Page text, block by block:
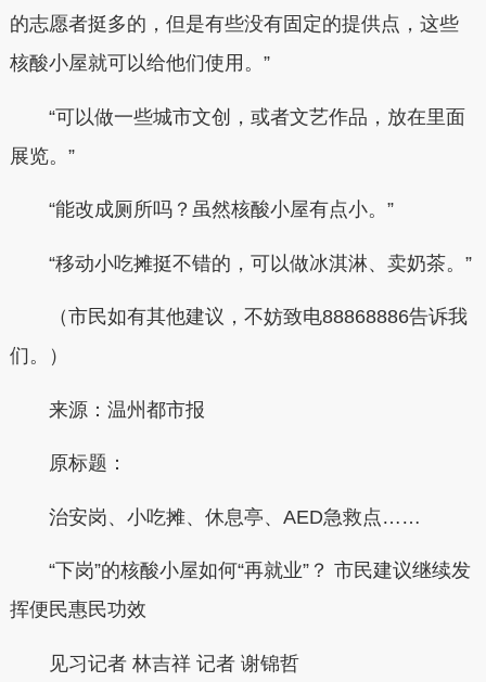
的志愿者挺多的，但是有些没有固定的提供点，这些
核酸小屋就可以给他们使用。”
“可以做一些城市文创，或者文艺作品，放在里面
展览。”
“能改成厕所吗？虽然核酸小屋有点小。”
“移动小吃摊挺不错的，可以做冰淇淋、卖奶茶。”
（市民如有其他建议，不妨致电88868886告诉我
们。）
来源：温州都市报
原标题：
治安岗、小吃摊、休息亭、AED急救点……
“下岗”的核酸小屋如何“再就业”？ 市民建议继续发
挥便民惠民功效
见习记者 林吉祥 记者 谢锦哲